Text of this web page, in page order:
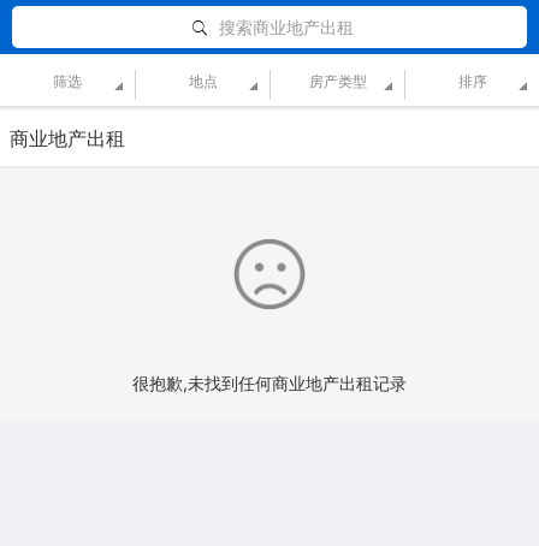
搜索商业地产出租
筛选 地点 房产类型 排序
商业地产出租
很抱歉,未找到任何商业地产出租记录